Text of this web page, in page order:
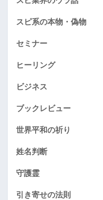
スピ系の本物・偽物
セミナー
ヒーリング
ビジネス
ブックレビュー
世界平和の祈り
姓名判断
守護霊
引き寄せの法則